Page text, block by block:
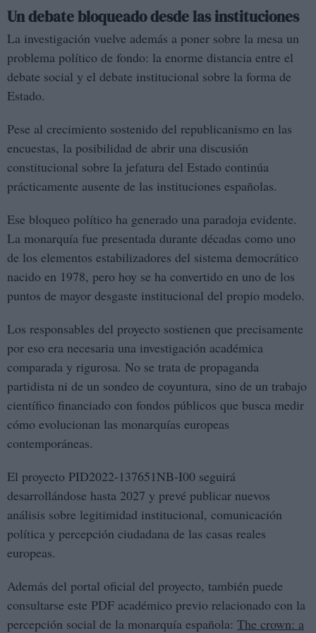
Un debate bloqueado desde las instituciones
La investigación vuelve además a poner sobre la mesa un
problema político de fondo: la enorme distancia entre el
debate social y el debate institucional sobre la forma de
Estado.
Pese al crecimiento sostenido del republicanismo en las
encuestas, la posibilidad de abrir una discusión
constitucional sobre la jefatura del Estado continúa
prácticamente ausente de las instituciones españolas.
Ese bloqueo político ha generado una paradoja evidente.
La monarquía fue presentada durante décadas como uno
de los elementos estabilizadores del sistema democrático
nacido en 1978, pero hoy se ha convertido en uno de los
puntos de mayor desgaste institucional del propio modelo.
Los responsables del proyecto sostienen que precisamente
por eso era necesaria una investigación académica
comparada y rigurosa. No se trata de propaganda
partidista ni de un sondeo de coyuntura, sino de un trabajo
científico financiado con fondos públicos que busca medir
cómo evolucionan las monarquías europeas
contemporáneas.
El proyecto PID2022-137651NB-I00 seguirá
desarrollándose hasta 2027 y prevé publicar nuevos
análisis sobre legitimidad institucional, comunicación
política y percepción ciudadana de las casas reales
europeas.
Además del portal oficial del proyecto, también puede
consultarse este PDF académico previo relacionado con la
percepción social de la monarquía española: The crown: a